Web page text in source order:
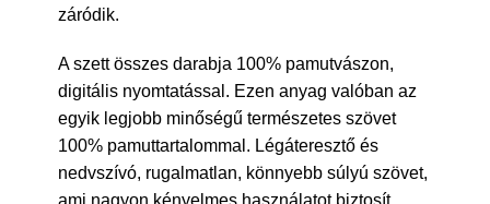
záródik.
A szett összes darabja 100% pamutvászon,
digitális nyomtatással. Ezen anyag valóban az
egyik legjobb minőségű természetes szövet
100% pamuttartalommal. Légáteresztő és
nedvszívó, rugalmatlan, könnyebb súlyú szövet,
ami nagyon kényelmes használatot biztosít,